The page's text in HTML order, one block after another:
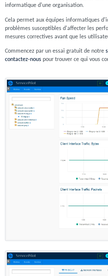
informatique d'une organisation.
Cela permet aux équipes informatiques
problèmes susceptibles d'affecter les
mesures correctives avant que les
Commencez par un essai gratuit de notre
contactez-nouspour trouver ce qui vous